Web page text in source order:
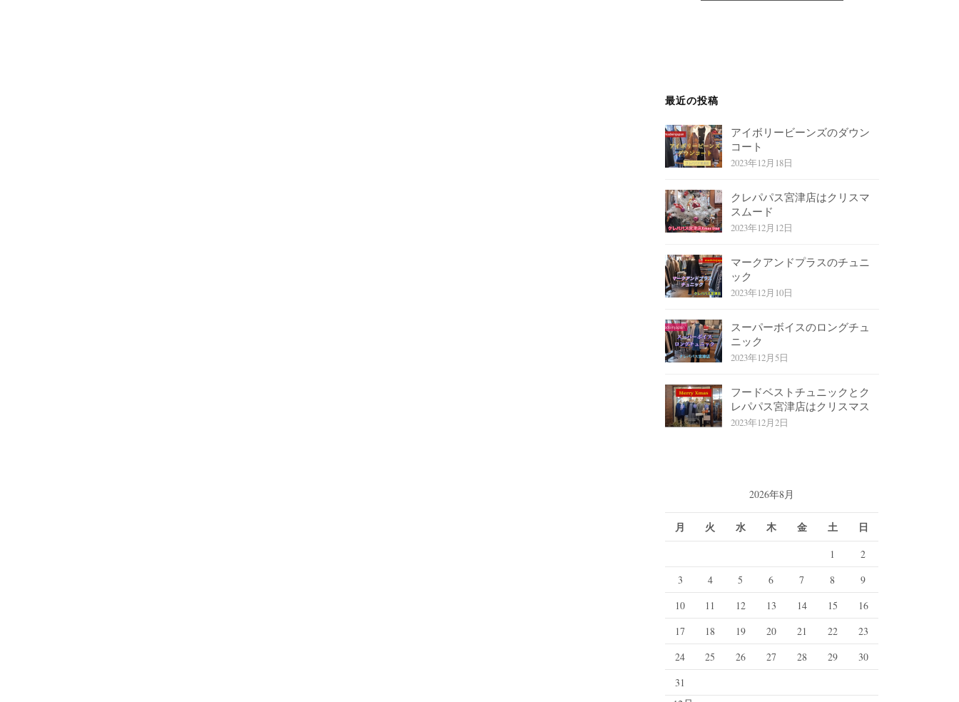
最近の投稿
アイボリービーンズのダウン
コート
2023年12月18日
クレパパス宮津店はクリスマ
スムード
2023年12月12日
マークアンドプラスのチュニ
ック
2023年12月10日
スーパーボイスのロングチュ
ニック
2023年12月5日
フードベストチュニックとク
レパパス宮津店はクリスマス
2023年12月2日
2026年8月
月 火 水 木 金 土 日
1
2
3
4 5 6 7 8
9
10
11 12 13 14 15
16
17
18 19 20 21 22
23
24
25 26 27 28 29
30
31